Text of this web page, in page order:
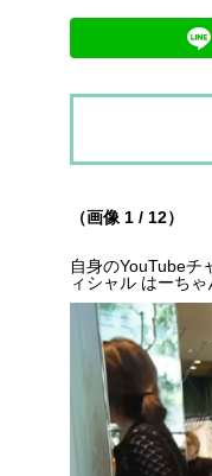
（画像 1 / 12）
自身のYouTubeチ
ィシャル はーちゃ